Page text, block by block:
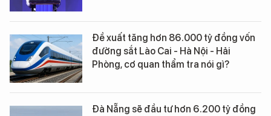
Đề xuất tăng hơn 86.000 tỷ đồng vốn
đường sắt Lào Cai - Hà Nội - Hải
Phòng, cơ quan thẩm tra nói gì?
Đà Nẵng sẽ đầu tư hơn 6.200 tỷ đồng